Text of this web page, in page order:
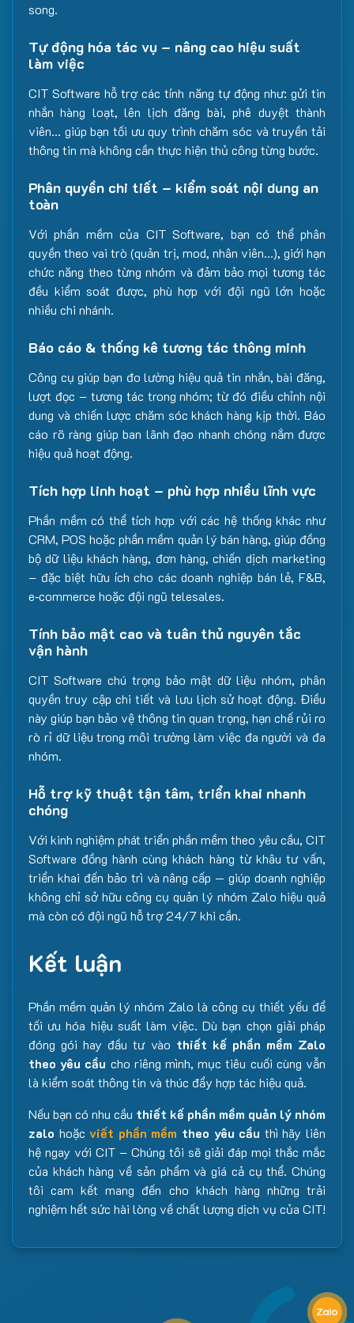
song.
Tự động hóa tác vụ – nâng cao hiệu suất
làm việc
CIT Software hỗ trợ các tính năng tự động như: gửi tin
nhắn hàng loạt, lên lịch đăng bài, phê duyệt thành
viên… giúp bạn tối ưu quy trình chăm sóc và truyền tải
thông tin mà không cần thực hiện thủ công từng bước.
Phân quyền chi tiết – kiểm soát nội dung an
toàn
Với phần mềm của CIT Software, bạn có thể phân
quyền theo vai trò (quản trị, mod, nhân viên…), giới hạn
chức năng theo từng nhóm và đảm bảo mọi tương tác
đều kiểm soát được, phù hợp với đội ngũ lớn hoặc
nhiều chi nhánh.
Báo cáo & thống kê tương tác thông minh
Công cụ giúp bạn đo lường hiệu quả tin nhắn, bài đăng,
lượt đọc – tương tác trong nhóm; từ đó điều chỉnh nội
dung và chiến lược chăm sóc khách hàng kịp thời. Báo
cáo rõ ràng giúp ban lãnh đạo nhanh chóng nắm được
hiệu quả hoạt động.
Tích hợp linh hoạt – phù hợp nhiều lĩnh vực
Phần mềm có thể tích hợp với các hệ thống khác như
CRM, POS hoặc phần mềm quản lý bán hàng, giúp đồng
bộ dữ liệu khách hàng, đơn hàng, chiến dịch marketing
– đặc biệt hữu ích cho các doanh nghiệp bán lẻ, F&B,
e‑commerce hoặc đội ngũ telesales.
Tính bảo mật cao và tuân thủ nguyên tắc
vận hành
CIT Software chú trọng bảo mật dữ liệu nhóm, phân
quyền truy cập chi tiết và lưu lịch sử hoạt động. Điều
này giúp bạn bảo vệ thông tin quan trọng, hạn chế rủi ro
rò rỉ dữ liệu trong môi trường làm việc đa người và đa
nhóm.
Hỗ trợ kỹ thuật tận tâm, triển khai nhanh
chóng
Với kinh nghiệm phát triển phần mềm theo yêu cầu, CIT
Software đồng hành cùng khách hàng từ khâu tư vấn,
triển khai đến bảo trì và nâng cấp — giúp doanh nghiệp
không chỉ sở hữu công cụ quản lý nhóm Zalo hiệu quả
mà còn có đội ngũ hỗ trợ 24/7 khi cần.
Kết luận
Phần mềm quản lý nhóm Zalo là công cụ thiết yếu để
tối ưu hóa hiệu suất làm việc. Dù bạn chọn giải pháp
đóng gói hay đầu tư vào thiết kế phần mềm Zalo
theo yêu cầu cho riêng mình, mục tiêu cuối cùng vẫn
là kiểm soát thông tin và thúc đẩy hợp tác hiệu quả.
Nếu bạn có nhu cầu thiết kế phần mềm quản lý nhóm
zalo hoặcviết phần mềm theo yêu cầu thì hãy liên
hệ ngay với CIT – Chúng tôi sẽ giải đáp mọi thắc mắc
của khách hàng về sản phẩm và giá cả cụ thể. Chúng
tôi cam kết mang đến cho khách hàng những trải
nghiệm hết sức hài lòng về chất lượng dịch vụ của CIT!